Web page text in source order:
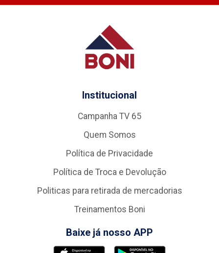
Institucional
Campanha TV 65
Quem Somos
Política de Privacidade
Política de Troca e Devolução
Politicas para retirada de mercadorias
Treinamentos Boni
Baixe já nosso APP